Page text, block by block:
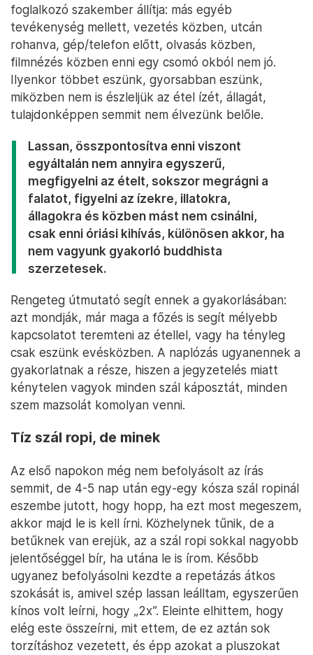
foglalkozó szakember állítja: más egyéb
tevékenység mellett, vezetés közben, utcán
rohanva, gép/telefon előtt, olvasás közben,
filmnézés közben enni egy csomó okból nem jó.
Ilyenkor többet eszünk, gyorsabban eszünk,
miközben nem is észleljük az étel ízét, állagát,
tulajdonképpen semmit nem élvezünk belőle.
Lassan, összpontosítva enni viszont
egyáltalán nem annyira egyszerű,
megfigyelni az ételt, sokszor megrágni a
falatot, figyelni az ízekre, illatokra,
állagokra és közben mást nem csinálni,
csak enni óriási kihívás, különösen akkor, ha
nem vagyunk gyakorló buddhista
szerzetesek.
Rengeteg útmutató segít ennek a gyakorlásában:
azt mondják, már maga a főzés is segít mélyebb
kapcsolatot teremteni az étellel, vagy ha tényleg
csak eszünk evésközben. A naplózás ugyanennek a
gyakorlatnak a része, hiszen a jegyzetelés miatt
kénytelen vagyok minden szál káposztát, minden
szem mazsolát komolyan venni.
Tíz szál ropi, de minek
Az első napokon még nem befolyásolt az írás
semmit, de 4-5 nap után egy-egy kósza szál ropinál
eszembe jutott, hogy hopp, ha ezt most megeszem,
akkor majd le is kell írni. Közhelynek tűnik, de a
betűknek van erejük, az a szál ropi sokkal nagyobb
jelentőséggel bír, ha utána le is írom. Később
ugyanez befolyásolni kezdte a repetázás átkos
szokását is, amivel szép lassan leálltam, egyszerűen
kínos volt leírni, hogy „2x”. Eleinte elhittem, hogy
elég este összeírni, mit ettem, de ez aztán sok
torzításhoz vezetett, és épp azokat a pluszokat